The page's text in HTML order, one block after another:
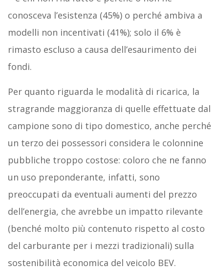
conosceva l’esistenza (45%) o perché ambiva a
modelli non incentivati (41%); solo il 6% è
rimasto escluso a causa dell’esaurimento dei
fondi.
Per quanto riguarda le modalità di ricarica, la
stragrande maggioranza di quelle effettuate dal
campione sono di tipo domestico, anche perché
un terzo dei possessori considera le colonnine
pubbliche troppo costose: coloro che ne fanno
un uso preponderante, infatti, sono
preoccupati da eventuali aumenti del prezzo
dell’energia, che avrebbe un impatto rilevante
(benché molto più contenuto rispetto al costo
del carburante per i mezzi tradizionali) sulla
sostenibilità economica del veicolo BEV.